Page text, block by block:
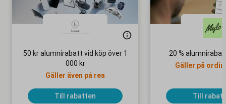
50 kr alumnirabatt vid köp över 1
000 kr
Gäller även på rea
Till rabatten
20 %
Gäller på
Till